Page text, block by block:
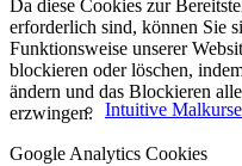
Intuitive
Da diese Cookies zur
erforderlich sind, können Sie
Funktionsweise unserer
blockieren oder löschen,
ändern und das Blockieren
erzwingen.
Google Analytics Cookies